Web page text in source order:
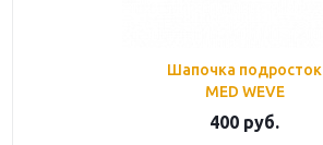
Шапочка подросток
MED WEVE
400 руб.